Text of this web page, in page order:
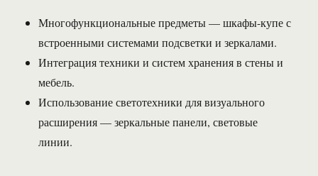
Многофункциональные предметы — шкафы-купе с
встроенными системами подсветки и зеркалами.
Интеграция техники и систем хранения в стены и
мебель.
Использование светотехники для визуального
расширения — зеркальные панели, световые
линии.